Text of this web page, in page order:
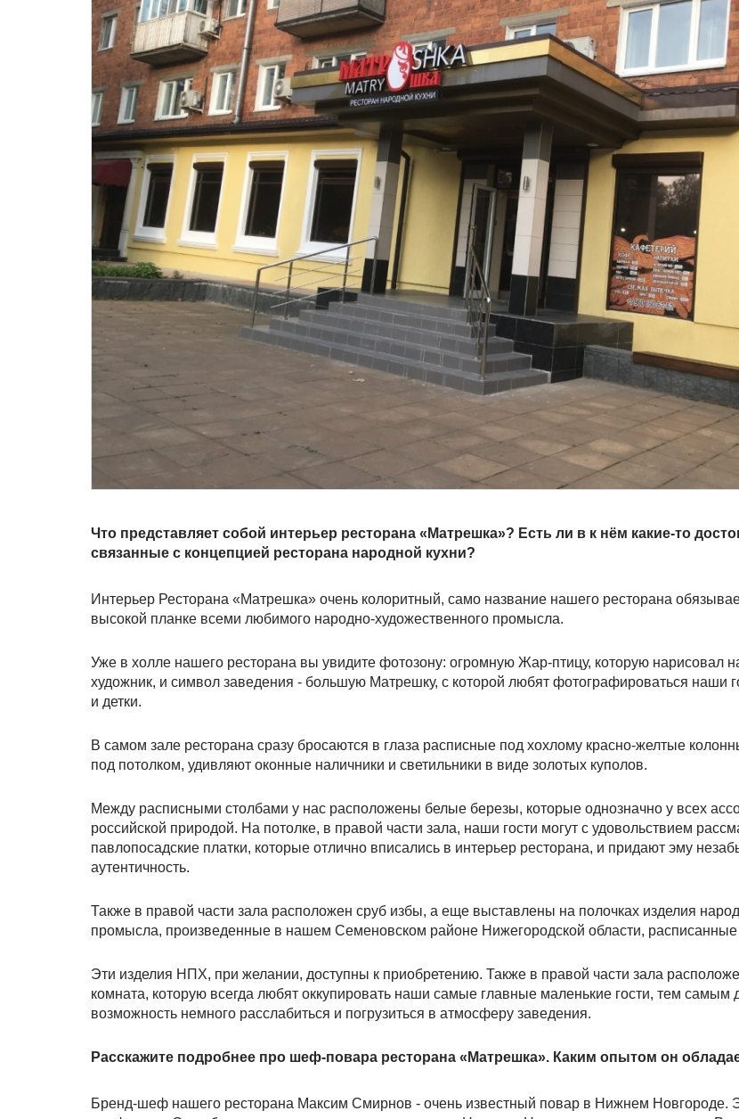
Что представляет собой интерьер ресторана «Матрешка»? Есть ли в к нём какие-то
связанные с концепцией ресторана народной кухни?
Интерьер Ресторана «Матрешка» очень колоритный, само название нашего ресторана
высокой планке всеми любимого народно-художественного промысла.
Уже в холле нашего ресторана вы увидите фотозону: огромную Жар-птицу, которую нарисовал
художник, и символ заведения - большую Матрешку, с которой любят фотографироваться наши
и детки.
В самом зале ресторана сразу бросаются в глаза расписные под хохлому красно-желтые
под потолком, удивляют оконные наличники и светильники в виде золотых куполов.
Между расписными столбами у нас расположены белые березы, которые однозначно у всех
российской природой. На потолке, в правой части зала, наши гости могут с удовольствием
павлопосадские платки, которые отлично вписались в интерьер ресторана, и придают эму
аутентичность.
Также в правой части зала расположен сруб избы, а еще выставлены на полочках изделия
промысла, произведенные в нашем Семеновском районе Нижегородской области, расписанные
Эти изделия НПХ, при желании, доступны к приобретению. Также в правой части зала
комната, которую всегда любят оккупировать наши самые главные маленькие гости, тем самым
возможность немного расслабиться и погрузиться в атмосферу заведения.
Расскажите подробнее про шеф-повара ресторана «Матрешка». Каким опытом он
Бренд-шеф нашего ресторана Максим Смирнов - очень известный повар в Нижнем Новгороде.